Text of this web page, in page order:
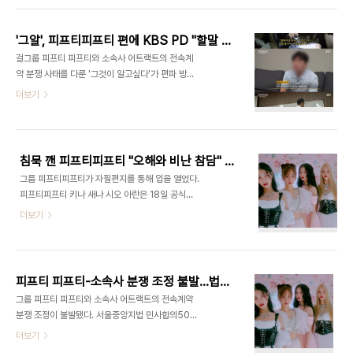
불거졌다. "저희의 진심을 알 수 있는 소중한 기회를
로 인해 폄훼되지 않도록 ‘SBS’와 ‘그것이 알고 싶다’
제작진들의 공식적인 사과와 정정 보도를 강력히 촉
구한다"고 주장했다. 연제협 측은 SBS와 '그것이 알
고싶다' 제작진이 △방송의 공정성과 공익성을 상실
하고, 현재 분쟁 중인 사건의 본질을 왜곡, 편파, 허위
△기획사의 자금조달 및 수익분배 과정을 도박판으
'그알', 피프티피프티 편에 KBS PD "할말 잃었다"…게시판은 마비
걸그룹 피프티 피프티와 소속사 어트랙트의 전속계
약 분쟁 사태를 다룬 '그것이 알고싶다'가 편파 방송
논란에 후폭풍을 겪고 있다. 19일 방송된 SBS '그것
하는 수준에 그쳤고, 본질과 상관없는 관계자들의 인
터뷰가 대거 방송을 탔다. 피프티 피프티의 팬이 "대
표가 국민아빠라고 불리는 걸 이해할 수 없다"며 인
터뷰하고, 대학교수가 음원수익금을 계산하는 '촌
극'이 벌어졌다. 피프티 피프티 멤버들의 가족은 제작
같은 분" "말씀은 돌아오라 하는데 모든 여론을 이렇
더보기
침묵 깬 피프티피프티 "오해와 비난 참담" 자필편지 공개
그룹 피프티피프티가 자필편지를 통해 입을 열었다.
피프티피프티 키나 새나 시오 아란은 18일 공식
SNS를 개설한 뒤 자필 편지를 게재했다. 피프티피프
리는 반드시 밝혀내야 하는 진실이 있다고 생각한
다"고 입을 열었다. 피프티피프티는 "소속사와 관계
에서 잘못된 방식으로 강요된 일들이 바로 잡히길 원
하고 있다"며 "현재의 혼란스러운 상황과 고난을 극
복하기 위해 앞으로도 매사 신중히 결정하며 나아갈
더보기
피프티 피프티-소속사 분쟁 조정 불발…법원 "오해 풀라" 권고
그룹 피프티 피프티와 소속사 어트랙트의 전속계약
분쟁 조정이 불발됐다. 서울중앙지법 민사합의50부
는 9일 피프티 피프티 멤버들이 소속사 어트랙트를
더보기